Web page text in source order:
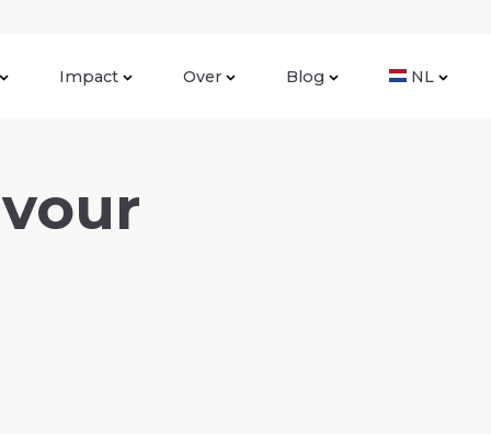
Impact Over Blog NL